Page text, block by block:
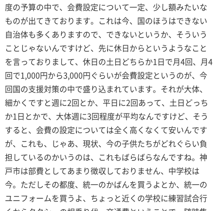
度の予算の中で、会費設定について一定、少し額みたいな
ものが出てきております。これは今、国のほうはできない
自治体も多くありますので、できないというか、そういう
ことじゃないんですけど、先に休日からというようなこと
を言っておりまして、休日の土日どちらか1日で月4回、月4
回で1,000円から3,000円ぐらいが会費設定というのが、今
回国の支援対策の中で盛り込まれています。それが大体、
細かくですと週に2回とか、平日に2回あって、土日どっち
か1日とかで、大体週に3回程度が平均なんですけど、そう
すると、会費の設定については全く高くなくて安いんです
が、これも、じゃあ、現状、今の子供たちがどれぐらい負
担しているのかいうのは、これもばらばらなんですね。神
戸市は部費としてあまり徴収しておりません、中学校は
今。ただしその都度、統一のかばんを買うよとか、統一の
ユニフォームを買うよ、ちょっと近くの学校に練習試合行